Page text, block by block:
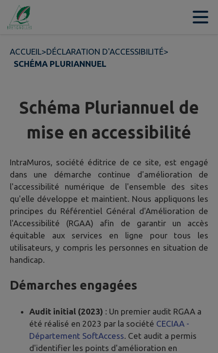
Contenu
ACCUEIL>DÉCLARATION D'ACCESSIBILITÉ>
SCHÉMA PLURIANNUEL
Schéma Pluriannuel de
mise en accessibilité
IntraMuros, société éditrice de ce site, est engagé
dans une démarche continue d'amélioration de
l'accessibilité numérique de l'ensemble des sites
qu'elle développe et maintient. Nous appliquons les
principes du Référentiel Général d'Amélioration de
l'Accessibilité (RGAA) afin de garantir un accès
équitable aux services en ligne pour tous les
utilisateurs, y compris les personnes en situation de
handicap.
Démarches engagées
Audit initial (2023) : Un premier audit RGAA a
été réalisé en 2023 par la société CECIAA -
Département SoftAccess . Cet audit a permis
d'identifier les points d'amélioration en